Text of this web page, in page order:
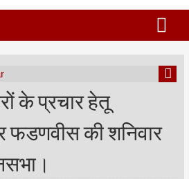
के प्रचार हेतू
फडणवीस की शनिवार